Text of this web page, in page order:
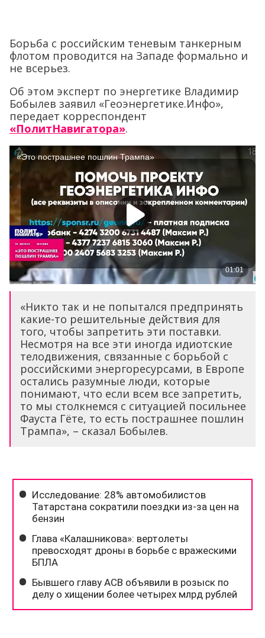
Борьба с российским теневым танкерным
флотом проводится на Западе формально и
не всерьез.
Об этом эксперт по энергетике Владимир
Бобылев заявил «Геоэнергетике.Инфо»,
передает корреспондент
«ПолитНавигатора».
«Никто так и не попытался предпринять
какие-то решительные действия для
того, чтобы запретить эти поставки.
Несмотря на все эти иногда идиотские
телодвижения, связанные с борьбой с
российскими энергоресурсами, в Европе
остались разумные люди, которые
понимают, что если всем все запретить,
то мы столкнемся с ситуацией посильнее
Фауста Гёте, то есть пострашнее пошлин
Трампа», – сказал Бобылев.